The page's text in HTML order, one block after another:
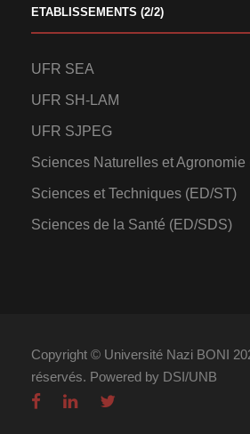
ETABLISSEMENTS (2/2)
UFR SEA
UFR SH-LAM
UFR SJPEG
Sciences Naturelles et Agronomie
Sciences et Techniques (ED/ST)
Sciences de la Santé (ED/SDS)
Copyright © Université Nazi BONI
réservés. Powered by DSI/UNB